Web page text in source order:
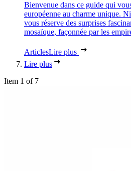
Bienvenue dans ce guide qui
européenne au charme unique.
vous réserve des surprises
mosaïque, façonnée par les
ArticlesLire plus
Lire plus
Item 1 of 7